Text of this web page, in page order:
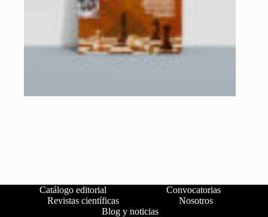
Catálogo editorial
Convocatorias
Revistas científicas
Nosotros
Blog y noticias